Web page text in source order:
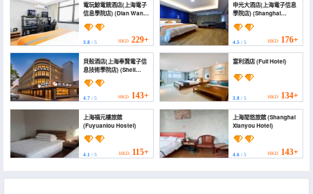
電玩鯨電競酒店(上海電子
信息學院店) (Dian Wan
(Shanghai Institute of
Electronic Information
College Branch))
3.8 / 5 HKD 229+
申光大酒店(上海電子信息
學院店) (Shanghai
(College of electronics
and information
technology store))
4.5/ 5 HKD 176+
貝殼酒店(上海奉賢電子信
息技術學院店) (Shell
Hotel)
4.7 / 5 HKD 143+
富利酒店 (Fuli Hotel)
3.8/ 5 HKD 134+
上海福元樓旅館
(Fuyuanlou Hostel)
4.1 / 5 HKD 115+
上海閒悠旅館 (Shanghai
Xianyou Hotel)
4.6/ 5 HKD 143+